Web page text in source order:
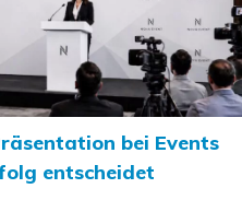
bei Events
entscheidet